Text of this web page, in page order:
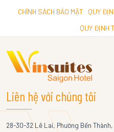
CHÍNH SÁCH BẢO MẬT
QUY
QUY ĐỊNH
Liên hệ với chúng tôi
28-30-32 Lê Lai, Phường Bến Thành,